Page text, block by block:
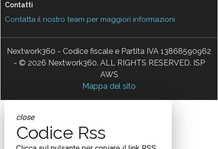
Contatti
Contatta il nostro team per maggiori informazioni
Nextwork360 - Codice fiscale e Partita IVA 13868590962
- © 2026 Nextwork360. ALL RIGHTS RESERVED. ISP
AWS
Mappa del sito
close
Codice Rss